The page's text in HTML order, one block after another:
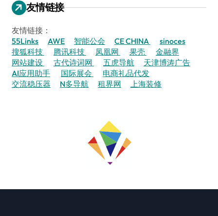
友情链接
友情链接：
55Links
AWE 智能公会 CE CHINA
sinoces
搜狐科技
腾讯科技 凤凰网 果壳
金融界
网站建设
古代诗词网 五虎导航
天津博涛广告
AI应用助手
国际展会
电商礼品代发
交流稳压器
N多导航 租界网 上海装修